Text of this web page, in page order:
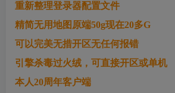
重新整理登录器配置文件
精简无用地图原端50g现在20多G
可以完美无措开区无任何报错
引擎杀毒过火绒，可直接开区或单机
本人20周年客户端